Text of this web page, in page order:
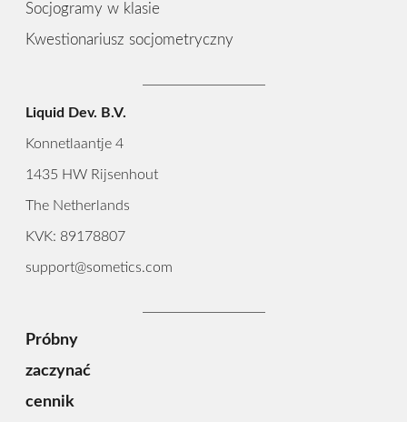
Socjogramy w klasie
Kwestionariusz socjometryczny
Liquid Dev. B.V.
Konnetlaantje 4
1435 HW Rijsenhout
The Netherlands
KVK: 89178807
support@sometics.com
Próbny
zaczynać
cennik